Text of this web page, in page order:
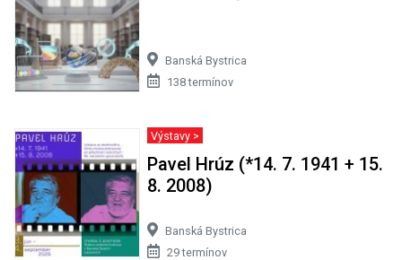
Banská Bystrica
138 termínov
Výstavy >
Pavel Hrúz (*14. 7. 1941 + 15.
8. 2008)
Banská Bystrica
29 termínov